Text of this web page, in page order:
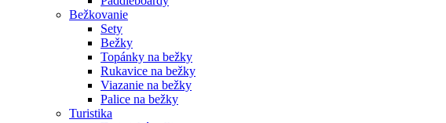
Bežkovanie
Sety
Bežky
Topánky na bežky
Rukavice na bežky
Viazanie na bežky
Palice na bežky
Turistika